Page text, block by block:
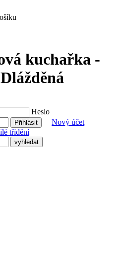
kuchařka -
Heslo
Nový účet
třídění